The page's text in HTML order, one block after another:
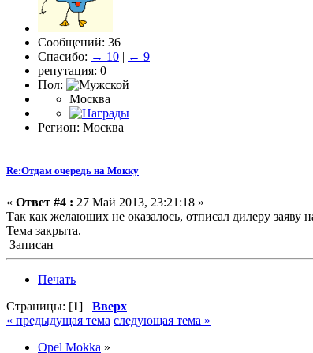
Сообщений: 36
Спасибо: → 10 | ← 9
репутация: 0
Пол:
Москва
Регион: Москва
Re:Отдам очередь на Мокку
« Ответ #4 : 27 Май 2013, 23:21:18 »
Так как желающих не оказалось, отписал дилеру заяву
Тема закрыта.
Записан
Печать
Страницы: [1] Вверх
« предыдущая тема следующая тема »
Opel Mokka »